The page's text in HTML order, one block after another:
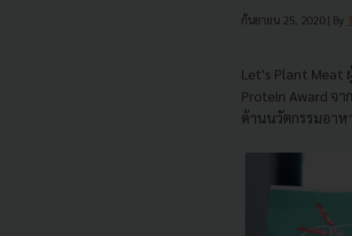
กันยายน 25, 2020 | By
Let's Plant Meat
Protein Award จ
ด้านนวัตกรรมอา